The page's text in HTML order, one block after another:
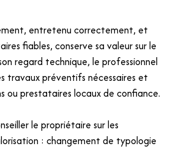
entretenu correctement, et
fiables, conserve sa valeur sur le
regard technique, le professionnel
travaux préventifs nécessaires et
ou prestataires locaux de confiance.
le propriétaire sur les
: changement de typologie